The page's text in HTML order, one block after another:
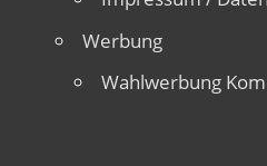
Werbung
Wahlwerbung